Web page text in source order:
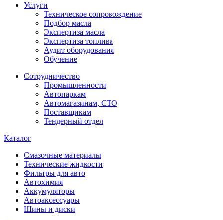
Услуги
Техническое сопровождение
Подбор масла
Экспертиза масла
Экспертиза топлива
Аудит оборудования
Обучение
Сотрудничество
Промышленности
Автопаркам
Автомагазинам, СТО
Поставщикам
Тендерный отдел
Каталог
Смазочные материалы
Технические жидкости
Фильтры для авто
Автохимия
Аккумуляторы
Автоаксессуары
Шины и диски